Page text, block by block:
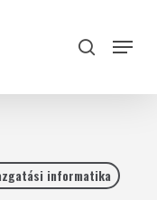
search
Menu
informatika
Close